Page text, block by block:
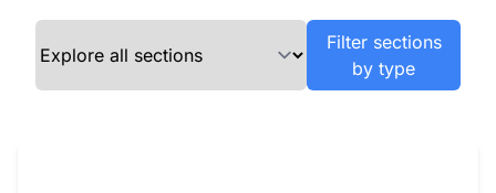
Filter sections
by type